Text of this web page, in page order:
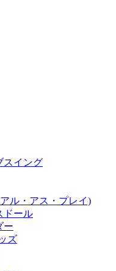
スイング
ル・アス・プレイ)
ドール
ー
ズ